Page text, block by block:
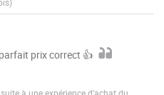
prix correct 👍
à une expérience d'achat du